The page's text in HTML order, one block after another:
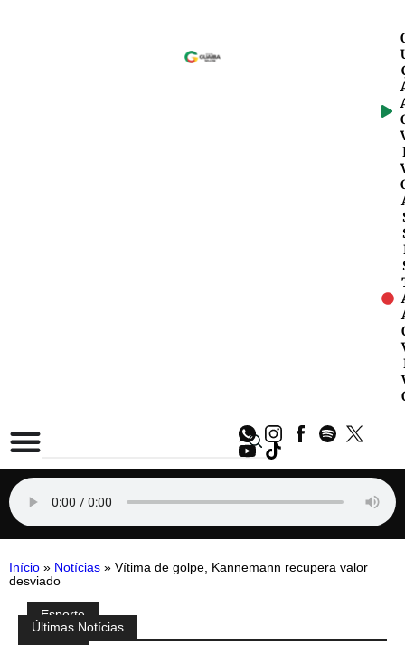
Início » Notícias » Vítima de golpe, Kannemann recupera valor
desviado
Compartilhe:
Esporte
PÚltimas Notícias